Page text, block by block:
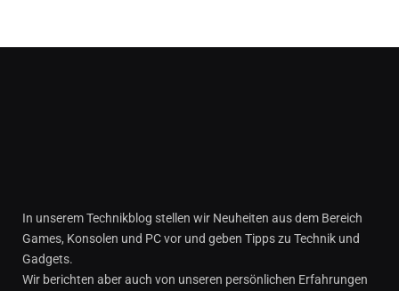
In unserem Technikblog stellen wir Neuheiten aus dem Bereich
Games, Konsolen und PC vor und geben Tipps zu Technik und
Gadgets.
Wir berichten aber auch von unseren persönlichen Erfahrungen